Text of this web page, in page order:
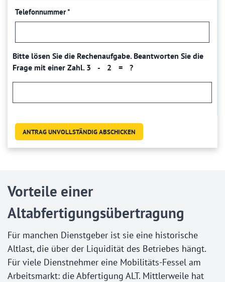
Telefonnummer*
Bitte
dieses
Bitte
dieses
Bitte lösen Sie die Rechenaufgabe. Beantworten Sie die
Frage mit einer Zahl. Wie
3
2?
3 - 2 = ?
ANTRAG UNVOLLSTÄNDIG ABSCHICKEN
Vorteile einer
Altabfertigungsübertragung
Für manchen Dienstgeber ist sie eine historische
Altlast, die über der Liquidität des Betriebes hängt.
Für viele Dienstnehmer eine Mobilitäts-Fessel am
Arbeitsmarkt: die Abfertigung ALT. Mittlerweile hat